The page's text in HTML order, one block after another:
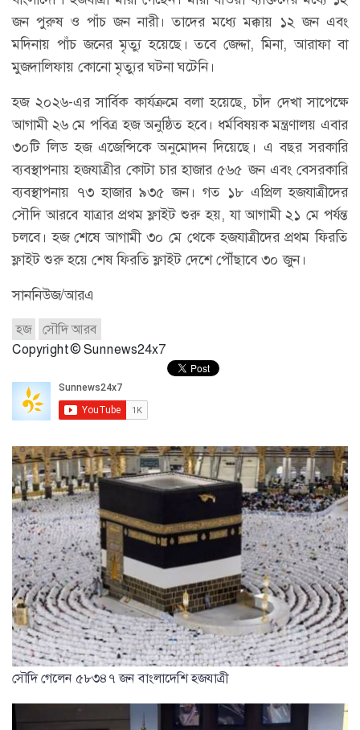
জন পুরুষ ও পাঁচ জন নারী। তাদের মধ্যে মক্কায় ১২ জন এবং
মদিনায় পাঁচ জনের মৃত্যু হয়েছে। তবে জেদ্দা, মিনা, আরাফা বা
মুজদালিফায় কোনো মৃত্যুর ঘটনা ঘটেনি।
হজ ২০২৬-এর সার্বিক কার্যক্রমে বলা হয়েছে, চাঁদ দেখা সাপেক্ষে
আগামী ২৬ মে পবিত্র হজ অনুষ্ঠিত হবে। ধর্মবিষয়ক মন্ত্রণালয় এবার
৩০টি লিড হজ এজেন্সিকে অনুমোদন দিয়েছে। এ বছর সরকারি
ব্যবস্থাপনায় হজযাত্রীর কোটা চার হাজার ৫৬৫ জন এবং বেসরকারি
ব্যবস্থাপনায় ৭৩ হাজার ৯৩৫ জন। গত ১৮ এপ্রিল হজযাত্রীদের
সৌদি আরবে যাত্রার প্রথম ফ্লাইট শুরু হয়, যা আগামী ২১ মে পর্যন্ত
চলবে। হজ শেষে আগামী ৩০ মে থেকে হজযাত্রীদের প্রথম ফিরতি
ফ্লাইট শুরু হয়ে শেষ ফিরতি ফ্লাইট দেশে পৌঁছাবে ৩০ জুন।
সাননিউজ/আরএ
হজ
সৌদি আরব
Copyright © Sunnews24x7
সৌদি গেলেন ৫৮৩৪৭ জন বাংলাদেশি হজযাত্রী